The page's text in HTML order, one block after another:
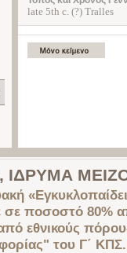
late 5th c. (?) Tralles
ΙΔΡΥΜΑ
ποσοστό 80%
εθνικούς
του Γ΄ ΚΠΣ.